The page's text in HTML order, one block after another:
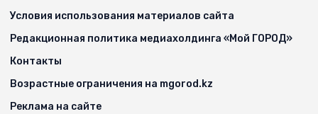
Условия использования материалов сайта
Редакционная политика медиахолдинга «Мой ГОРОД»
Контакты
Возрастные ограничения на mgorod.kz
Реклама на сайте